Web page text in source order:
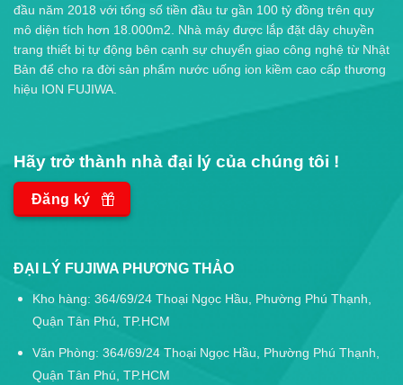
đầu năm 2018 với tổng số tiền đầu tư gần 100 tỷ đồng trên quy
mô diện tích hơn 18.000m2. Nhà máy được lắp đặt dây chuyền
trang thiết bị tự động bên cạnh sự chuyển giao công nghệ từ Nhật
Bản để cho ra đời sản phẩm nước uống ion kiềm cao cấp thương
hiệu ION FUJIWA.
Hãy trở thành nhà đại lý của chúng tôi !
Đăng ký
ĐẠI LÝ FUJIWA PHƯƠNG THẢO
Kho hàng: 364/69/24 Thoại Ngọc Hầu, Phường Phú Thạnh,
Quận Tân Phú, TP.HCM
Văn Phòng: 364/69/24 Thoại Ngọc Hầu, Phường Phú Thạnh,
Quận Tân Phú, TP.HCM